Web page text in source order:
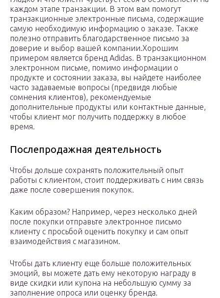
каждом этапе транзакции. В этом вам помогут
транзакционные электронные письма, содержащие
самую необходимую информацию о заказе. Также
полезно отправить благодарственное письмо за
доверие и выбор вашей компании.Хорошим
примером является бренд Adidas. В транзакционном
электронном письме, помимо информации о
продукте и состоянии заказа, вы найдете наиболее
часто задаваемые вопросы (предвидя любые
сомнения клиентов), рекомендуемые
дополнительные продукты или контактные данные,
чтобы клиент мог получить поддержку в любое
время.
Послепродажная деятельность
Чтобы дольше сохранять положительный опыт
работы с клиентом, стоит поддерживать с ним связь
даже после совершения покупок.
Каким образом? Например, через несколько дней
после покупки отправьте электронное письмо
клиенту с просьбой оценить покупку и сам опыт
взаимодействия с магазином.
Чтобы дать клиенту еще больше положительных
эмоций, вы можете дать ему некоторую награду в
виде скидки или купона на небольшую сумму за
заполнение опроса или оценку бренда.